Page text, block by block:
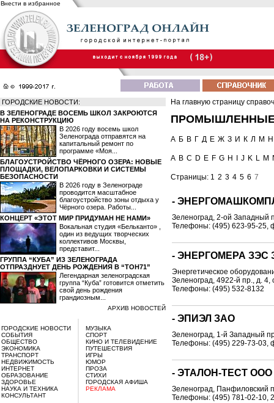
Внести в избранное
ГОРОДСКИЕ НОВОСТИ:
В ЗЕЛЕНОГРАДЕ ВОСЕМЬ ШКОЛ ЗАКРОЮТСЯ
НА РЕКОНСТРУКЦИЮ
В 2026 году восемь школ
Зеленограда отправятся на
капитальный ремонт по
программе «Моя...
БЛАГОУСТРОЙСТВО ЧЁРНОГО ОЗЕРА: НОВЫЕ
ПЛОЩАДКИ, ВЕЛОПАРКОВКИ И СИСТЕМЫ
БЕЗОПАСНОСТИ
В 2026 году в Зеленограде
проводится масштабное
благоустройство зоны отдыха у
Чёрного озера. Работы...
КОНЦЕРТ «ЭТОТ МИР ПРИДУМАН НЕ НАМИ»
Вокальная студия «Бельканто» ,
один из ведущих творческих
коллективов Москвы,
представит...
ГРУППА “КУБА” ИЗ ЗЕЛЕНОГРАДА
ОТПРАЗДНУЕТ ДЕНЬ РОЖДЕНИЯ В “ТОН71”
Легендарная зеленоградская
группа “Куба” готовится отметить
свой день рождения
грандиозным...
АРХИВ НОВОСТЕЙ
ГОРОДСКИЕ НОВОСТИ
СОБЫТИЯ
ОБЩЕСТВО
ЭКОНОМИКА
ТРАНСПОРТ
НЕДВИЖИМОСТЬ
ИНТЕРНЕТ
ОБРАЗОВАНИЕ
ЗДОРОВЬЕ
НАУКА И ТЕХНИКА
КОНСУЛЬТАНТ
МУЗЫКА
СПОРТ
КИНО И ТЕЛЕВИДЕНИЕ
ПУТЕШЕСТВИЯ
ИГРЫ
ЮМОР
ПРОЗА
СТИХИ
ГОРОДСКАЯ АФИША
РЕКЛАМА
На главную страницу
ПРОМЫШЛЕННЫЕ
А Б В Г Д Е Ж З И К Л М Н
A B C D E F G H J K L M
Страницы: 1 2 3 4 5 6 7
-
Зеленоград, 2-ой Западный
Телефоны: (495) 623-95-25,
- ЭНЕРГОМЕРА ЗЭС
Энергетическое
Зеленоград, 4922-й пр., д. 4,
Телефоны: (495) 532-8132
- ЭПИЭЛ ЗАО
Зеленоград, 1-й Западный
Телефоны: (495) 229-73-03,
- ЭТАЛОН-ТЕСТ
Зеленоград, Панфиловский
Телефоны: (495) 781-02-10,